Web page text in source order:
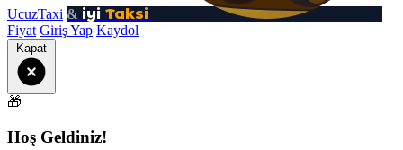
UcuzTaxi & iyi Taksi
Fiyat Giriş Yap Kaydol
Kapat
🎁
Hoş Geldiniz!